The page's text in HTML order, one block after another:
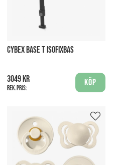
CYBEX BASE T ISOFIXBAS
3049 kr
Rek. pris:
Köp